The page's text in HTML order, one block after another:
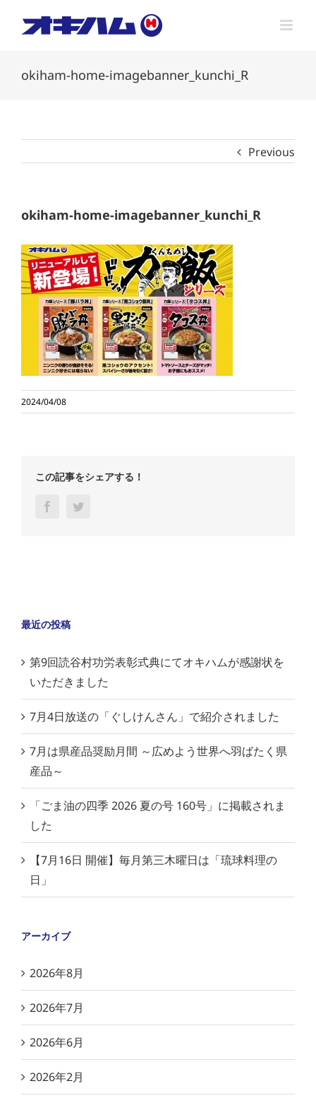
okiham-home-imagebanner_kunchi_R
Previous
okiham-home-imagebanner_kunchi_R
2024/04/08
この記事をシェアする！
Facebook
最近の投稿
第9回読谷村功労表彰式典にてオキハムが感謝状を
いただきました
7月4日放送の「ぐしけんさん」で紹介されました
7月は県産品奨励月間 ～広めよう世界へ羽ばたく県
産品～
「ごま油の四季 2026 夏の号 160号」に掲載されま
した
【7月16日 開催】毎月第三木曜日は「琉球料理の
日」
アーカイブ
2026年8月
2026年7月
2026年6月
2026年2月